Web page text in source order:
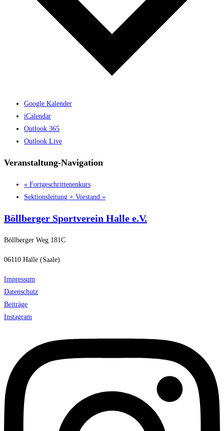
Google Kalender
iCalendar
Outlook 365
Outlook Live
Veranstaltung-Navigation
« Fortgeschrittenenkurs
Sektionsleitung + Vorstand »
Böllberger Sportverein Halle e.V.
Böllberger Weg 181C
06110 Halle (Saale)
Impressum
Datenschutz
Beiträge
Instagram